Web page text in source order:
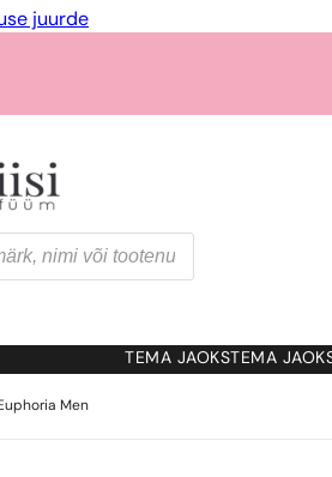
juurde
TEMA JAOKSTEMA
Euphoria Men